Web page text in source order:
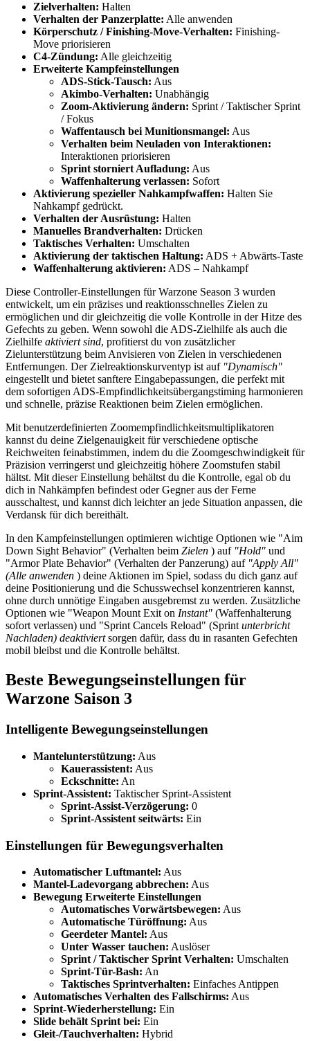
Zielverhalten: Halten
Verhalten der Panzerplatte: Alle anwenden
Körperschutz / Finishing-Move-Verhalten: Finishing-
Move priorisieren
C4-Zündung: Alle gleichzeitig
Erweiterte Kampfeinstellungen
ADS-Stick-Tausch: Aus
Akimbo-Verhalten: Unabhängig
Zoom-Aktivierung ändern: Sprint / Taktischer Sprint
/ Fokus
Waffentausch bei Munitionsmangel: Aus
Verhalten beim Neuladen von Interaktionen:
Interaktionen priorisieren
Sprint storniert Aufladung: Aus
Waffenhalterung verlassen: Sofort
Aktivierung spezieller Nahkampfwaffen: Halten Sie
Nahkampf gedrückt.
Verhalten der Ausrüstung: Halten
Manuelles Brandverhalten: Drücken
Taktisches Verhalten: Umschalten
Aktivierung der taktischen Haltung: ADS + Abwärts-Taste
Waffenhalterung aktivieren: ADS – Nahkampf
Diese Controller-Einstellungen für Warzone Season 3 wurden
entwickelt, um ein präzises und reaktionsschnelles Zielen zu
ermöglichen und dir gleichzeitig die volle Kontrolle in der Hitze des
Gefechts zu geben. Wenn sowohl die ADS-Zielhilfe als auch die
Zielhilfe aktiviert sind, profitierst du von zusätzlicher
Zielunterstützung beim Anvisieren von Zielen in verschiedenen
Entfernungen. Der Zielreaktionskurventyp ist auf "Dynamisch"
eingestellt und bietet sanftere Eingabepassungen, die perfekt mit
dem sofortigen ADS-Empfindlichkeitsübergangstiming harmonieren
und schnelle, präzise Reaktionen beim Zielen ermöglichen.
Mit benutzerdefinierten Zoomempfindlichkeitsmultiplikatoren
kannst du deine Zielgenauigkeit für verschiedene optische
Reichweiten feinabstimmen, indem du die Zoomgeschwindigkeit für
Präzision verringerst und gleichzeitig höhere Zoomstufen stabil
hältst. Mit dieser Einstellung behältst du die Kontrolle, egal ob du
dich in Nahkämpfen befindest oder Gegner aus der Ferne
ausschaltest, und kannst dich leichter an jede Situation anpassen, die
Verdansk für dich bereithält.
In den Kampfeinstellungen optimieren wichtige Optionen wie "Aim
Down Sight Behavior" (Verhalten beim Zielen ) auf "Hold" und
"Armor Plate Behavior" (Verhalten der Panzerung) auf "Apply All"
(Alle anwenden ) deine Aktionen im Spiel, sodass du dich ganz auf
deine Positionierung und die Schusswechsel konzentrieren kannst,
ohne durch unnötige Eingaben ausgebremst zu werden. Zusätzliche
Optionen wie "Weapon Mount Exit on Instant" (Waffenhalterung
sofort verlassen) und "Sprint Cancels Reload" (Sprintunterbricht
Nachladen) deaktiviertsorgen dafür, dass du in rasanten Gefechten
mobil bleibst und die Kontrolle behältst.
Beste Bewegungseinstellungen für
Warzone Saison 3
Intelligente Bewegungseinstellungen
Mantelunterstützung: Aus
Kauerassistent: Aus
Eckschnitte: An
Sprint-Assistent: Taktischer Sprint-Assistent
Sprint-Assist-Verzögerung: 0
Sprint-Assistent seitwärts: Ein
Einstellungen für Bewegungsverhalten
Automatischer Luftmantel: Aus
Mantel-Ladevorgang abbrechen: Aus
Bewegung Erweiterte Einstellungen
Automatisches Vorwärtsbewegen: Aus
Automatische Türöffnung: Aus
Geerdeter Mantel: Aus
Unter Wasser tauchen: Auslöser
Sprint / Taktischer Sprint Verhalten: Umschalten
Sprint-Tür-Bash: An
Taktisches Sprintverhalten: Einfaches Antippen
Automatisches Verhalten des Fallschirms: Aus
Sprint-Wiederherstellung: Ein
Slide behält Sprint bei: Ein
Gleit-/Tauchverhalten: Hybrid